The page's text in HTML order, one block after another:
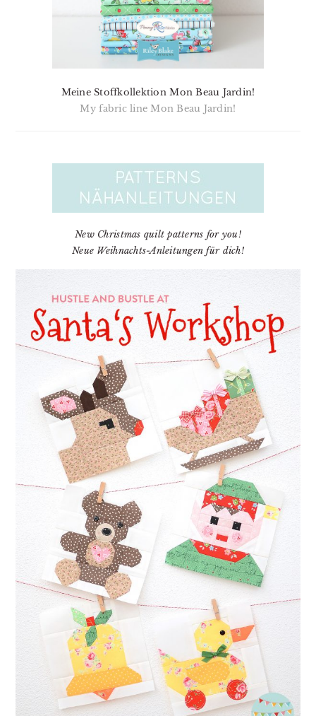
Meine Stoffkollektion Mon Beau Jardin!
My fabric line Mon Beau Jardin!
New Christmas quilt patterns for you!
Neue Weihnachts-Anleitungen für dich!